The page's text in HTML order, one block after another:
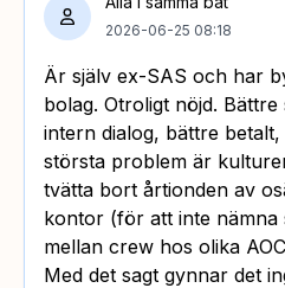
2026-06-25 08:18
Är själv ex-SAS och har
bolag. Otroligt nöjd.
intern dialog, bättre
största problem är
tvätta bort årtionden av
kontor (för att inte nämna
mellan crew hos olika
Med det sagt gynnar det